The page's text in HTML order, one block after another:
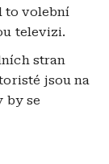
to volební
televizi.
stran
jsou na
by se